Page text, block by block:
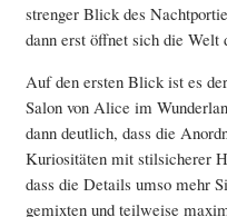
strenger Blick des
dann erst öffnet sich die Welt
Auf den ersten Blick ist es
Salon von Alice im
dann deutlich, dass die
Kuriositäten mit stilsicherer
dass die Details umso mehr
gemixten und teilweise